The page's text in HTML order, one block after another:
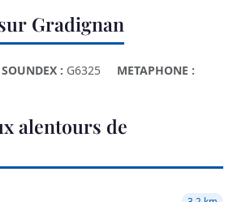
Gradignan
SOUNDEX : G6325
METAPHONE :
alentours de